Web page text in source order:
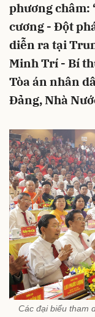
phương châm:
cương - Đột
diễn ra tại
Minh Trí - Bí
Tòa án nhân
Đảng, Nhà
Các đại biểu tham